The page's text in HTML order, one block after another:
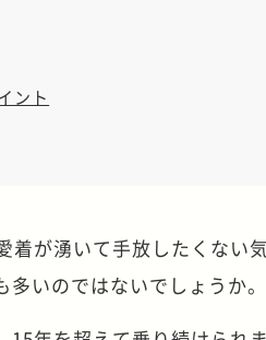
ント
着が湧いて手放したくない
いのではないでしょうか。